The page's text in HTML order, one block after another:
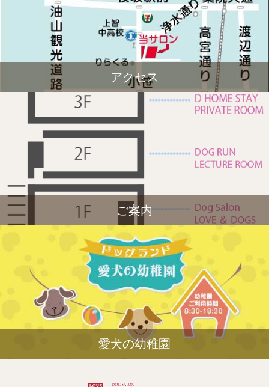
アクセス
ご案内
愛犬の幼稚園